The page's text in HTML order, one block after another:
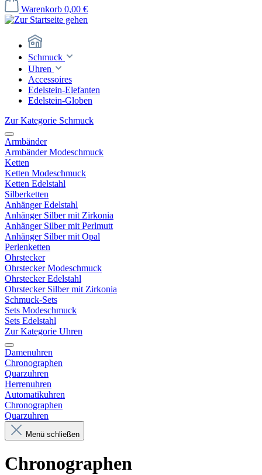
Warenkorb 0,00 €
Schmuck
Uhren
Accessoires
Edelstein-Elefanten
Edelstein-Globen
Zur Kategorie Schmuck
Armbänder
Armbänder Modeschmuck
Ketten
Ketten Modeschmuck
Ketten Edelstahl
Silberketten
Anhänger Edelstahl
Anhänger Silber mit Zirkonia
Anhänger Silber mit Perlmutt
Anhänger Silber mit Opal
Perlenketten
Ohrstecker
Ohrstecker Modeschmuck
Ohrstecker Edelstahl
Ohrstecker Silber mit Zirkonia
Schmuck-Sets
Sets Modeschmuck
Sets Edelstahl
Zur Kategorie Uhren
Damenuhren
Chronographen
Quarzuhren
Herrenuhren
Automatikuhren
Chronographen
Quarzuhren
Menü schließen
Chronographen